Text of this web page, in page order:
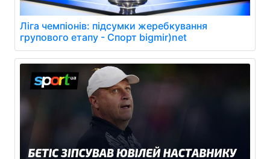
Ліга чемпіонів: підсумки жеребкування
групового етапу - Спорт bigmir)net